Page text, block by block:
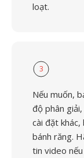
loạt.
3
Nếu muốn,
độ phân
cài đặt khác,
bánh răng.
tin video